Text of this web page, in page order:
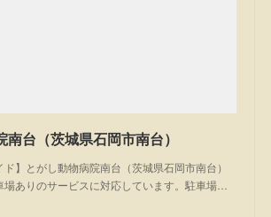
南台（茨城県石岡市南台）
ド】とがし動物病院南台（茨城県石岡市南台）
ありのサービスに対応しています。駐車場…